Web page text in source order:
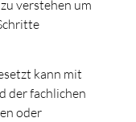
verstehen um
kann mit
der fachlichen
oder